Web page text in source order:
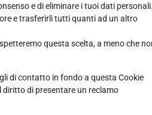
e di eliminare i tuoi dati personali.
e trasferirli tutti quanti ad un altro
questa scelta, a meno che
di contatto in fondo a questa Cookie
diritto di presentare un reclamo